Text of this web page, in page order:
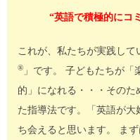
“英語で積極的にコ
これが、私たちが実践して
® 」です。 子どもたちが
的」になれる・・・そのた
た指導法です。「英語が
ち会えると思います。 ま